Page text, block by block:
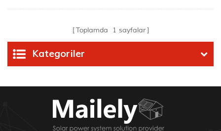
Sistemi
Toplamda 1 sayfalar
Kategoriler